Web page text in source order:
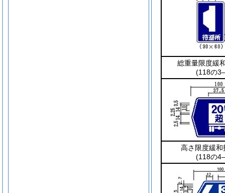
総重量限度緩
(118の
高さ限度緩和
(118の